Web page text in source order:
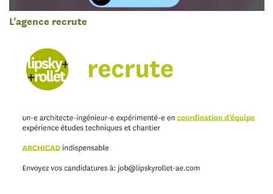
L'agence recrute